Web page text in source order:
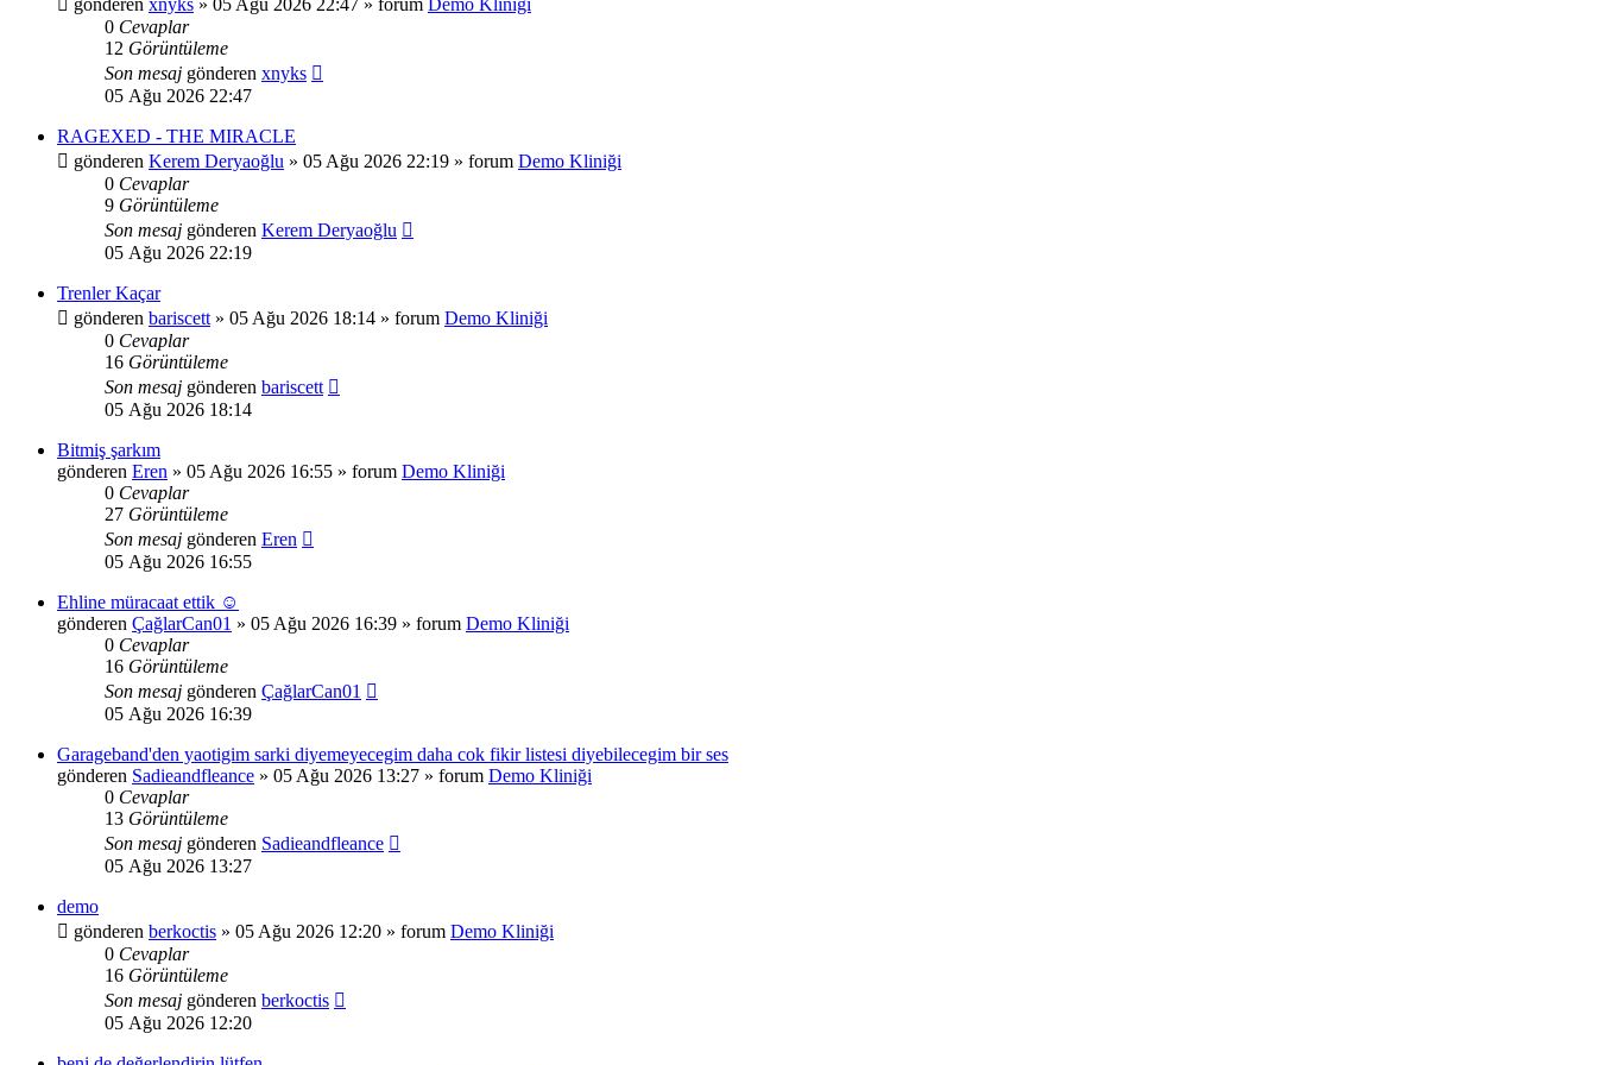
0 Cevaplar
12 Görüntüleme
Son mesaj gönderen xnyks
05 Ağu 2026 22:47
RAGEXED - THE MIRACLE
gönderen Kerem Deryaoğlu » 05 Ağu 2026 22:19 » forum Demo Kliniği
0 Cevaplar
9 Görüntüleme
Son mesaj gönderen Kerem Deryaoğlu
05 Ağu 2026 22:19
Trenler Kaçar
gönderen bariscett » 05 Ağu 2026 18:14 » forum Demo Kliniği
0 Cevaplar
16 Görüntüleme
Son mesaj gönderen bariscett
05 Ağu 2026 18:14
Bitmiş şarkım
gönderen Eren » 05 Ağu 2026 16:55 » forum Demo Kliniği
0 Cevaplar
27 Görüntüleme
Son mesaj gönderen Eren
05 Ağu 2026 16:55
Ehline müracaat ettik ☺️
gönderen ÇağlarCan01 » 05 Ağu 2026 16:39 » forum Demo Kliniği
0 Cevaplar
16 Görüntüleme
Son mesaj gönderen ÇağlarCan01
05 Ağu 2026 16:39
Garageband'den yaotigim sarki diyemeyecegim daha cok fikir listesi diyebilecegim bir ses
gönderen Sadieandfleance » 05 Ağu 2026 13:27 » forum Demo Kliniği
0 Cevaplar
13 Görüntüleme
Son mesaj gönderen Sadieandfleance
05 Ağu 2026 13:27
demo
gönderen berkoctis » 05 Ağu 2026 12:20 » forum Demo Kliniği
0 Cevaplar
16 Görüntüleme
Son mesaj gönderen berkoctis
05 Ağu 2026 12:20